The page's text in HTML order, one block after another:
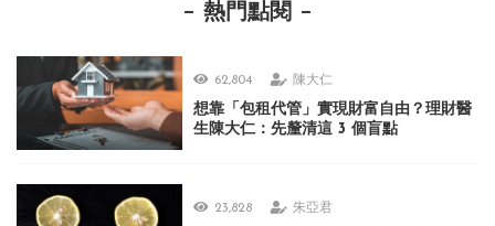
熱門點閱
62,804 陳大仁
想靠「包租代管」實現財富自由？理財醫
生陳大仁：先釐清這 3 個盲點
23,828 朱亞君